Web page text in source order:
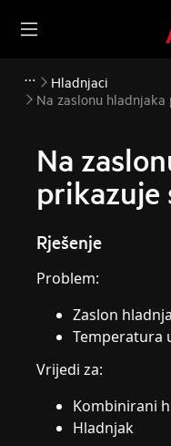
Hladnjaci
Na zaslonu
Na
prikazuje
Rješenje
Problem:
Zaslon
Temperatura
Vrijedi za:
Kombinirani
Hladnjak